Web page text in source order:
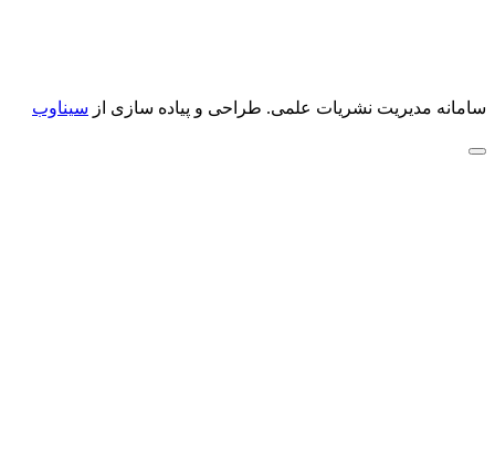
سامانه مدیریت نشریات علمی. طراحی و پیاده سازی از سیناوب